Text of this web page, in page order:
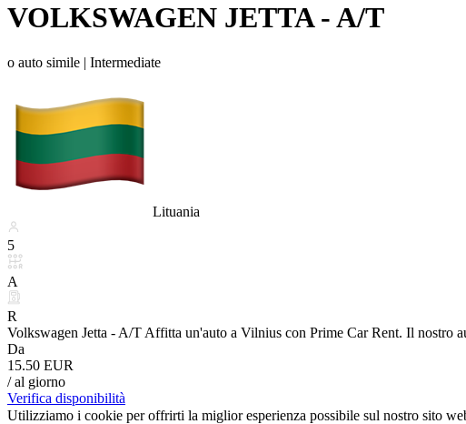
VOLKSWAGEN JETTA - A/T
o auto simile | Intermediate
Lituania
5
A
R
Volkswagen Jetta - A/T Affitta un'auto a Vilnius con Prime Car Rent. Il nostro
Da
15.50 EUR
/ al giorno
Verifica disponibilità
Utilizziamo i cookie per offrirti la miglior esperienza possibile sul nostro sito